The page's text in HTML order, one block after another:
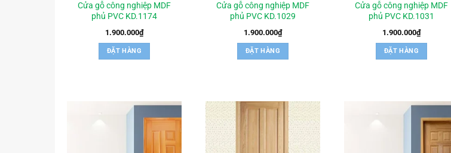
Cửa gỗ công nghiệp MDF
phủ PVC KD.1174
1.900.000₫
ĐẶT HÀNG
Cửa gỗ công nghiệp MDF
phủ PVC KD.1029
1.900.000₫
ĐẶT HÀNG
Cửa gỗ công nghiệp MDF
phủ PVC KD.1031
1.900.000₫
ĐẶT HÀNG